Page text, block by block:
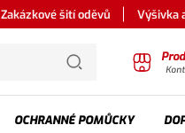
Zakázkové šití oděvů Výšivka
OCHRANNÉ POMŮCKY